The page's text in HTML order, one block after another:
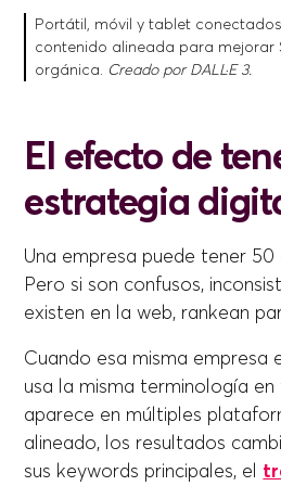
Portátil, móvil y tablet
contenido alineada para mejorar
orgánica. Creado por DALL·E 3.
El efecto de
estrategia
Una empresa puede tener
Pero si son confusos,
existen en la web, rankean
Cuando esa misma empresa
usa la misma terminología
aparece en múltiples
alineado, los resultados
sus keywords principales, el